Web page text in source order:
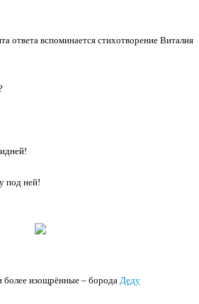
ответа вспоминается стихотворение Виталия
под ней!
изощрённые – борода Деду